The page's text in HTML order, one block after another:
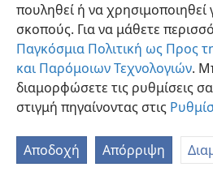
πουληθεί ή να χρησιμοποιηθεί
σκοπούς. Για να μάθετε
Παγκόσμια Πολιτική ως Προς
και Παρόμοιων Τεχνολογιών.
διαμορφώσετε τις ρυθμίσεις
στιγμή πηγαίνοντας στις
Αποδοχή Απόρριψη